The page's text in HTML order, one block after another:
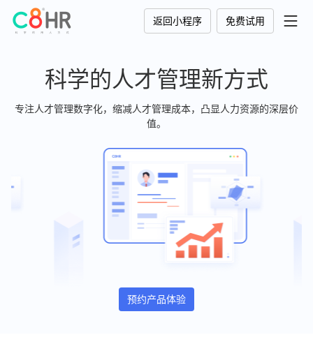
返回小程序 免费试用
科学的人才管理新方式
专注人才管理数字化，缩减人才管理成本，凸显人力资源的深层价
值。
预约产品体验